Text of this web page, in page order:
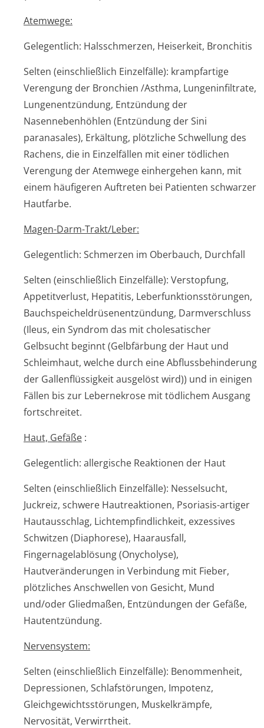
Atemwege:
Gelegentlich: Halsschmerzen, Heiserkeit, Bronchitis
Selten (einschließlich Einzelfälle): krampfartige
Verengung der Bronchien /Asthma, Lungeninfiltrate,
Lungenentzündung, Entzündung der
Nasennebenhöhlen (Entzündung der Sini
paranasales), Erkältung, plötzliche Schwellung des
Rachens, die in Einzelfällen mit einer tödlichen
Verengung der Atemwege einhergehen kann, mit
einem häufigeren Auftreten bei Patienten schwarzer
Hautfarbe.
Magen-Darm-Trakt/Leber:
Gelegentlich: Schmerzen im Oberbauch, Durchfall
Selten (einschließlich Einzelfälle): Verstopfung,
Appetitverlust, Hepatitis, Leberfunktion­sstörungen,
Bauchspeichel­drüsenentzündun­g, Darmverschluss
(Ileus, ein Syndrom das mit cholesatischer
Gelbsucht beginnt (Gelbfärbung der Haut und
Schleimhaut, welche durch eine Abflussbehinderung
der Gallenflüssigkeit ausgelöst wird)) und in einigen
Fällen bis zur Lebernekrose mit tödlichem Ausgang
fortschreitet.
Haut, Gefäße :
Gelegentlich: allergische Reaktionen der Haut
Selten (einschließlich Einzelfälle): Nesselsucht,
Juckreiz, schwere Hautreaktionen, Psoriasis-artiger
Hautausschlag, Lichtempfindlichke­it, exzessives
Schwitzen (Diaphorese), Haarausfall,
Fingernagelablösung (Onycholyse),
Hautveränderungen in Verbindung mit Fieber,
plötzliches Anschwellen von Gesicht, Mund
und/oder Gliedmaßen, Entzündungen der Gefäße,
Hautentzündung.
Nervensystem:
Selten (einschließlich Einzelfälle): Benommenheit,
Depressionen, Schlafstörungen, Impotenz,
Gleichgewichtsstörun­gen, Muskelkrämpfe,
Nervosität, Verwirrtheit.